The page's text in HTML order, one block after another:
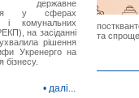
державне
у сферах
і комунальних
на засіданні
рішення
Укренерго на
бізнесу.
• далі...
та